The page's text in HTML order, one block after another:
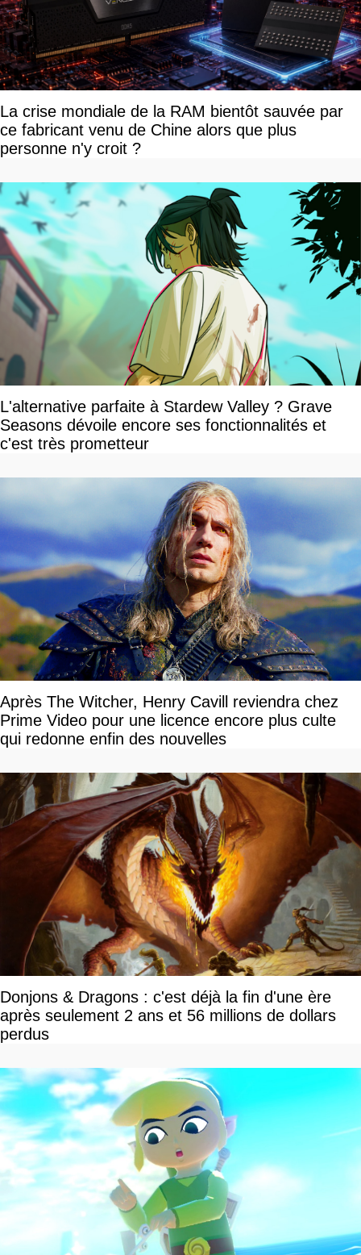
La crise mondiale de la RAM bientôt sauvée par
ce fabricant venu de Chine alors que plus
personne n'y croit ?
L'alternative parfaite à Stardew Valley ? Grave
Seasons dévoile encore ses fonctionnalités et
c'est très prometteur
Après The Witcher, Henry Cavill reviendra chez
Prime Video pour une licence encore plus culte
qui redonne enfin des nouvelles
Donjons & Dragons : c'est déjà la fin d'une ère
après seulement 2 ans et 56 millions de dollars
perdus